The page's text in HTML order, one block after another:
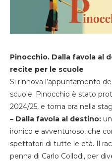
Pinocchio. Dalla favola al
recite per le scuole
Si rinnova l’appuntamento
scuole. Pinocchio è stato
2024/25, e torna ora nella
– Dalla favola al destino:
ironico e avventuroso, che
spettatori di tutte le età. Il
penna di Carlo Collodi, per